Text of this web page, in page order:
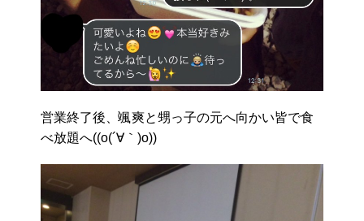
営業終了後、颯爽と甥っ子の元へ向かい皆で食
べ放題へ((o(´∀｀)o))